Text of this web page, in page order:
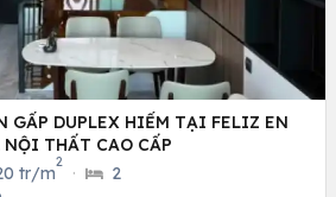
GẤP DUPLEX HIẾM TẠI FELIZ EN
THẤT CAO CẤP
tr/m
2
· 2